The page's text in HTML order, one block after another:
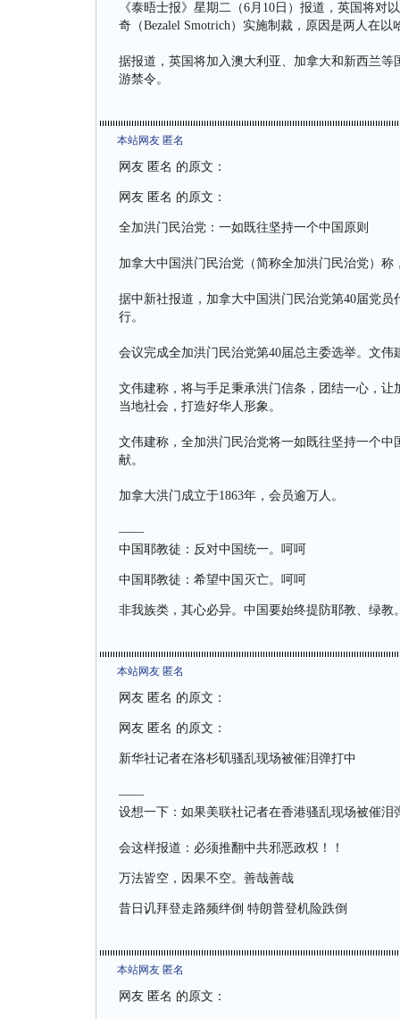
《泰晤士报》星期二（6月10日）报道，英国将对
奇（Bezalel Smotrich）实施制裁，原因是两人在以
据报道，英国将加入澳大利亚、加拿大和新西兰
游禁令。
本站网友 匿名
网友 匿名 的原文：
网友 匿名 的原文：
全加洪门民治党：一如既往坚持一个中国原则
加拿大中国洪门民治党（简称全加洪门民治党）
据中新社报道，加拿大中国洪门民治党第40届党
行。
会议完成全加洪门民治党第40届总主委选举。文
文伟建称，将与手足秉承洪门信条，团结一心，
当地社会，打造好华人形象。
文伟建称，全加洪门民治党将一如既往坚持一个
献。
加拿大洪门成立于1863年，会员逾万人。
——
中国耶教徒：反对中国统一。呵呵
中国耶教徒：希望中国灭亡。呵呵
非我族类，其心必异。中国要始终提防耶教、绿教
本站网友 匿名
网友 匿名 的原文：
网友 匿名 的原文：
新华社记者在洛杉矶骚乱现场被催泪弹打中
——
设想一下：如果美联社记者在香港骚乱现场被催
会这样报道：必须推翻中共邪恶政权！！
万法皆空，因果不空。善哉善哉
昔日讥拜登走路频绊倒 特朗普登机险跌倒
本站网友 匿名
网友 匿名 的原文：